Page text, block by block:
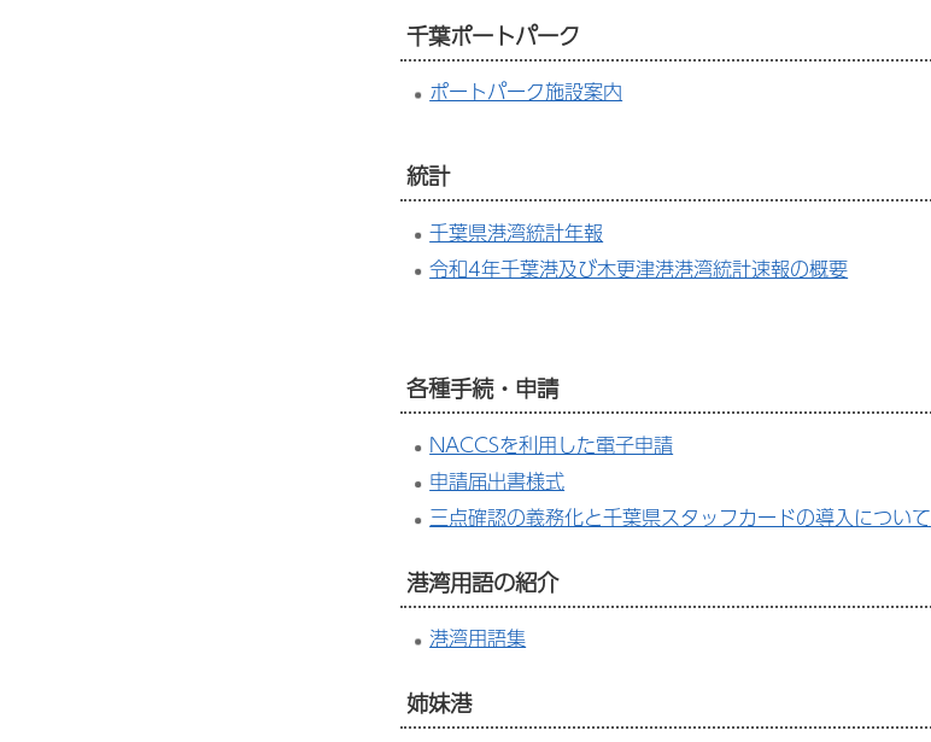
千葉ポートパーク
ポートパーク施設案内
統計
千葉県港湾統計年報
令和4年千葉港及び木更津港港湾統計速報の概要
各種手続・申請
NACCSを利用した電子申請
申請届出書様式
三点確認の義務化と千葉県スタッフカードの導入について
港湾用語の紹介
港湾用語集
姉妹港